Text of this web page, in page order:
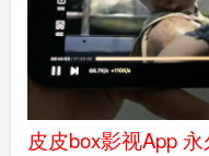
皮皮box影视App